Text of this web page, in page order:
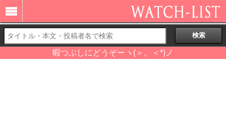
暇つぶしにどうぞーヽ(＞。＜*)ノ